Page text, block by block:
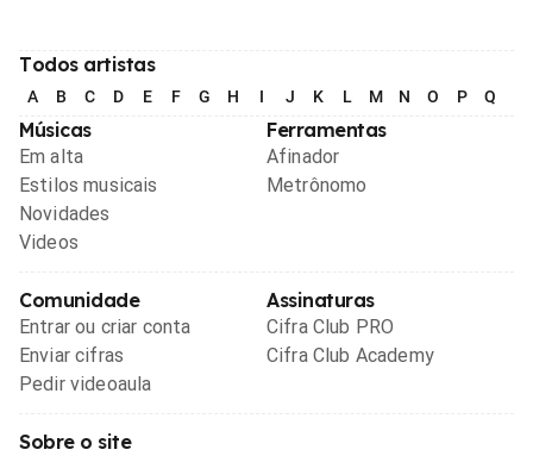
Todos artistas
A B C D E F G H I J K L M N O P Q
Músicas
Em alta
Estilos musicais
Novidades
Videos
Ferramentas
Afinador
Metrônomo
Comunidade
Entrar ou criar conta
Enviar cifras
Pedir videoaula
Assinaturas
Cifra Club PRO
Cifra Club Academy
Sobre o site